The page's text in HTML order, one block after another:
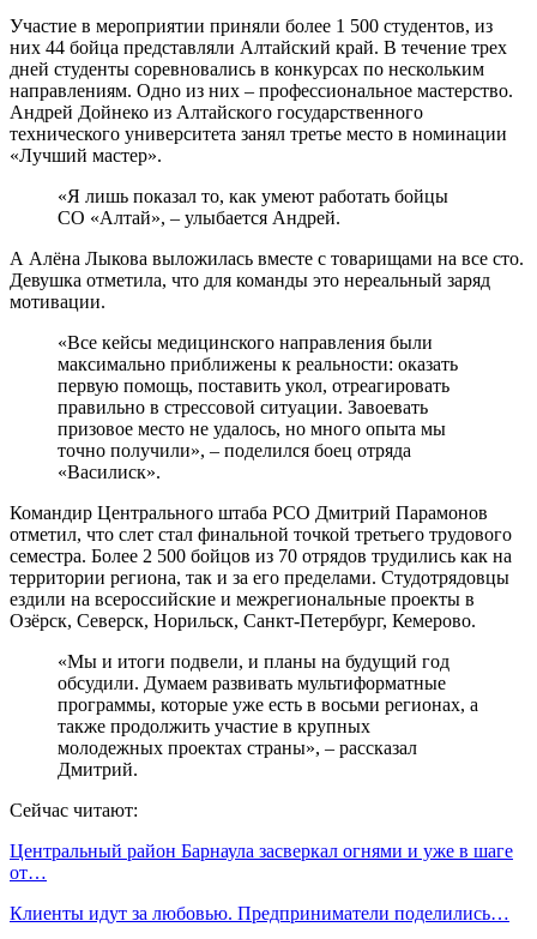
Участие в мероприятии приняли более 1 500 студентов, из
них 44 бойца представляли Алтайский край. В течение трех
дней студенты соревновались в конкурсах по нескольким
направлениям. Одно из них – профессиональное мастерство.
Андрей Дойнеко из Алтайского государственного
технического университета занял третье место в номинации
«Лучший мастер».
«Я лишь показал то, как умеют работать бойцы
СО «Алтай», – улыбается Андрей.
А Алёна Лыкова выложилась вместе с товарищами на все сто.
Девушка отметила, что для команды это нереальный заряд
мотивации.
«Все кейсы медицинского направления были
максимально приближены к реальности: оказать
первую помощь, поставить укол, отреагировать
правильно в стрессовой ситуации. Завоевать
призовое место не удалось, но много опыта мы
точно получили», – поделился боец отряда
«Василиск».
Командир Центрального штаба РСО Дмитрий Парамонов
отметил, что слет стал финальной точкой третьего трудового
семестра. Более 2 500 бойцов из 70 отрядов трудились как на
территории региона, так и за его пределами. Студотрядовцы
ездили на всероссийские и межрегиональные проекты в
Озёрск, Северск, Норильск, Санкт-Петербург, Кемерово.
«Мы и итоги подвели, и планы на будущий год
обсудили. Думаем развивать мультиформатные
программы, которые уже есть в восьми регионах, а
также продолжить участие в крупных
молодежных проектах страны», – рассказал
Дмитрий.
Сейчас читают:
Центральный район Барнаула засверкал огнями и уже в шаге
от…
Клиенты идут за любовью. Предприниматели поделились…